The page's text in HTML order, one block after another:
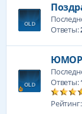
Ответы:
ЮМОР
Ответы: